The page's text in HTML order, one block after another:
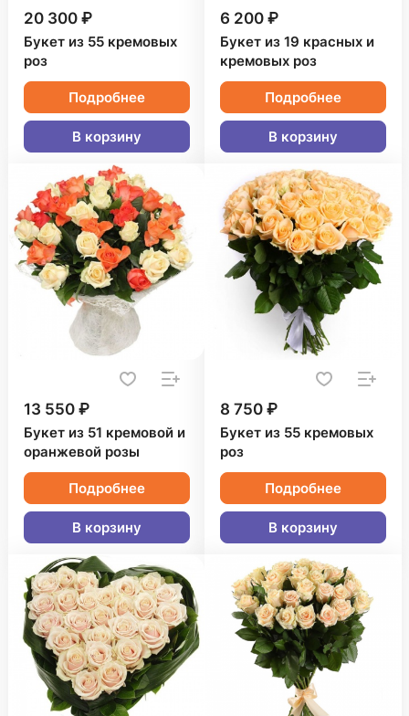
20 300 ₽
Букет из 55 кремовых
роз
Подробнее
В корзину
6 200 ₽
Букет из 19 красных и
кремовых роз
Подробнее
В корзину
13 550 ₽
Букет из 51 кремовой и
оранжевой розы
Подробнее
В корзину
8 750 ₽
Букет из 55 кремовых
роз
Подробнее
В корзину